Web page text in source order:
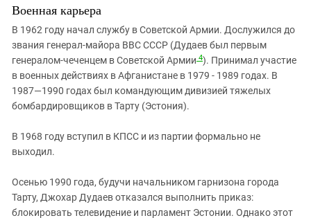
Военная карьера
В 1962 году начал службу в Советской Армии. Дослужился до
звания генерал-майора ВВС СССР (Дудаев был первым
генералом-чеченцем в Советской Армии 4). Принимал участие
в военных действиях в Афганистане в 1979 - 1989 годах. В
1987—1990 годах был командующим дивизией тяжелых
бомбардировщиков в Тарту (Эстония).
В 1968 году вступил в КПСС и из партии формально не
выходил.
Осенью 1990 года, будучи начальником гарнизона города
Тарту, Джохар Дудаев отказался выполнить приказ:
блокировать телевидение и парламент Эстонии. Однако этот